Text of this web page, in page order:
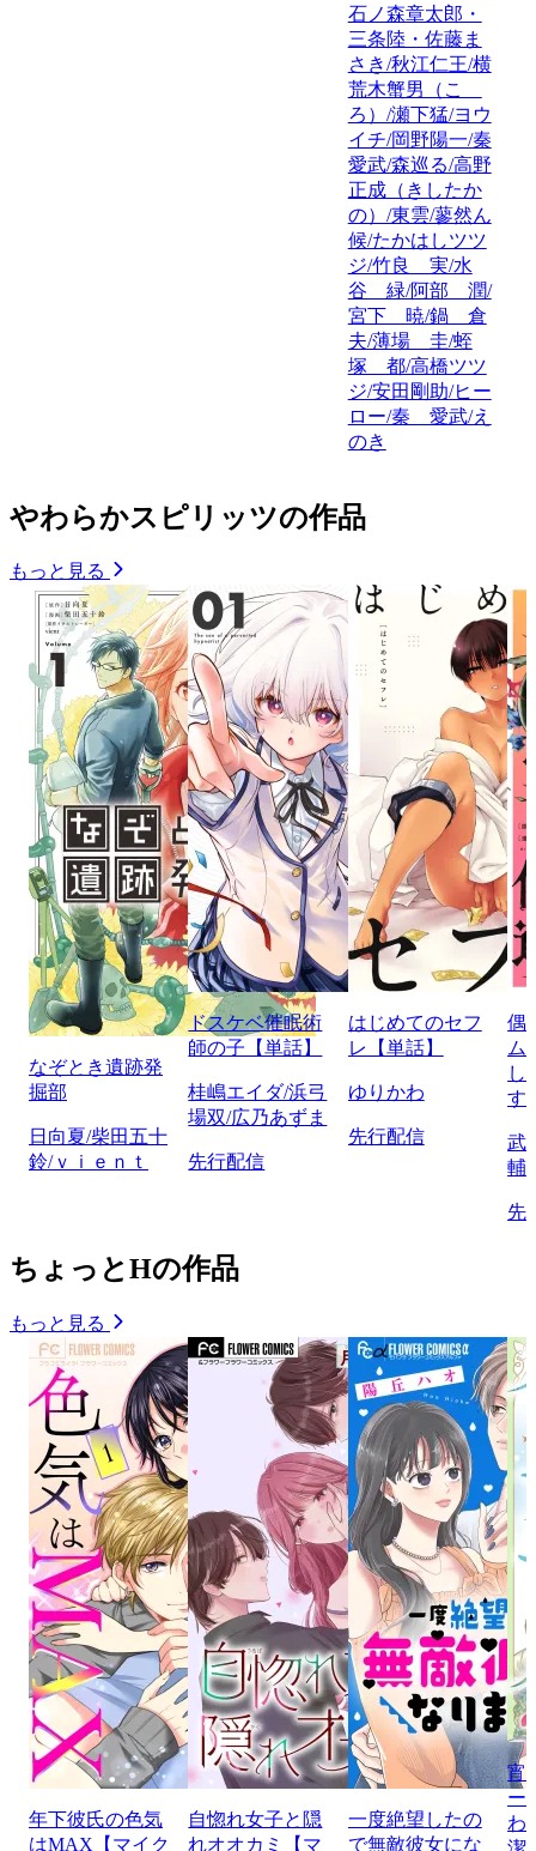
石ノ森章太郎・
三条陸・佐藤ま
さき/秋江仁王/横
荒木蟹男（こゝ
ろ）/瀬下猛/ヨウ
イチ/岡野陽一/秦
愛武/森巡る/高野
正成（きしたか
の）/東雲/蓼然ん
候/たかはしツツ
ジ/竹良 実/水
谷 緑/阿部 潤/
宮下 暁/鍋 倉
夫/薄場 圭/蛭
塚 都/高橋ツツ
ジ/安田剛助/ヒー
ロー/秦 愛武/え
のき
やわらかスピリッツの作品
もっと見る
なぞとき遺跡発
掘部
日向夏/柴田五十
鈴/ｖｉｅｎｔ
ドスケベ催眠術
師の子【単話】
桂嶋エイダ/浜弓
場双/広乃あずま
先行配信
はじめてのセフ
レ【単話】
ゆりかわ
先行配信
偶
ム
し
す
武
輔
先
ちょっとHの作品
もっと見る
年下彼氏の色気
はMAX【マイク
自惚れ女子と隠
れオオカミ【マ
一度絶望したの
で無敵彼女にな
宵
ー
わ